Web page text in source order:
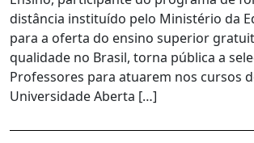
distância instituído pelo Ministério da
para a oferta do ensino superior
qualidade no Brasil, torna pública a
Professores para atuarem nos cursos
Universidade Aberta […]